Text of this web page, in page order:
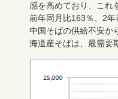
感を高めており、これ
前年同月比163％、2
中国そばの供給不安か
海道産そばは、最需要